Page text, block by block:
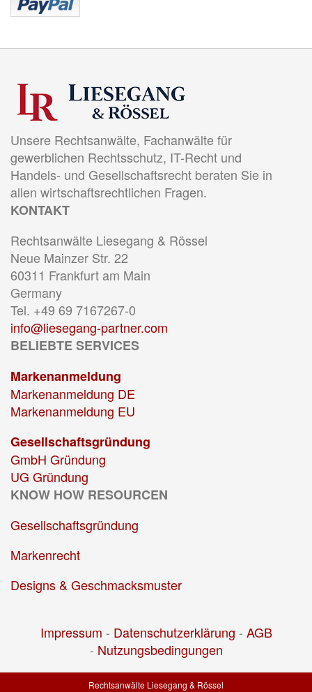
Unsere Rechtsanwälte, Fachanwälte für
gewerblichen Rechtsschutz, IT-Recht und
Handels- und Gesellschaftsrecht beraten Sie in
allen wirtschaftsrechtlichen Fragen.
KONTAKT
Rechtsanwälte Liesegang & Rössel
Neue Mainzer Str. 22
60311 Frankfurt am Main
Germany
Tel. +49 69 7167267-0
info@liesegang-partner.com
BELIEBTE SERVICES
Markenanmeldung
Markenanmeldung DE
Markenanmeldung EU
Gesellschaftsgründung
GmbH Gründung
UG Gründung
KNOW HOW RESOURCEN
Gesellschaftsgründung
Markenrecht
Designs & Geschmacksmuster
Impressum - Datenschutzerklärung - AGB
- Nutzungsbedingungen
Rechtsanwälte Liesegang & Rössel